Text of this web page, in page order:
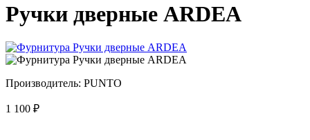
Ручки дверные ARDEA
Производитель: PUNTO
1 100 ₽